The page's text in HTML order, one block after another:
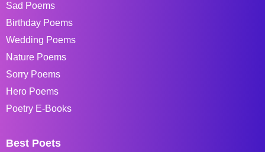
Sad Poems
Birthday Poems
Wedding Poems
Nature Poems
Sorry Poems
Hero Poems
Poetry E-Books
Best Poets